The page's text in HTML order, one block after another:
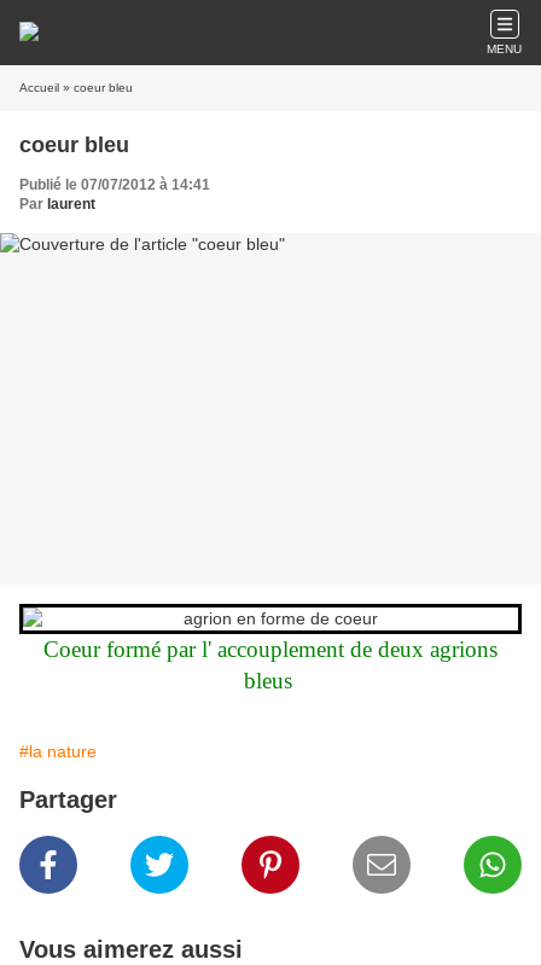
MENU
Accueil » coeur bleu
coeur bleu
Publié le 07/07/2012 à 14:41
Par laurent
Coeur formé par l' accouplement de deux agrions
bleus
#la nature
Partager
Vous aimerez aussi